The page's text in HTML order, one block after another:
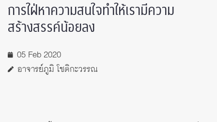
การใฝ่หาความสนใจทำให้เรามีความ
สร้างสรรค์น้อยลง
05 Feb 2020
อาจารย์ภูมิ โชติกะวรรณ